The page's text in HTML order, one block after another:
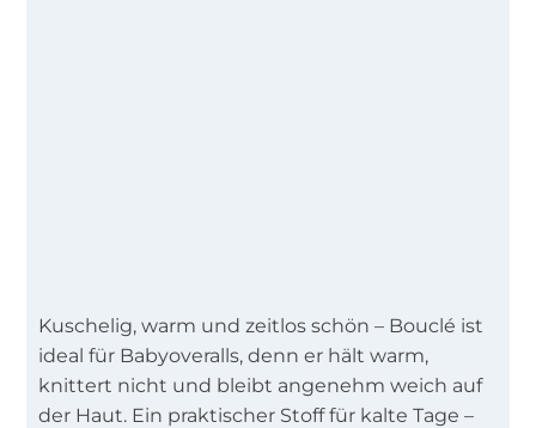
Kuschelig, warm und zeitlos schön – Bouclé ist
ideal für Babyoveralls, denn er hält warm,
knittert nicht und bleibt angenehm weich auf
der Haut. Ein praktischer Stoff für kalte Tage –